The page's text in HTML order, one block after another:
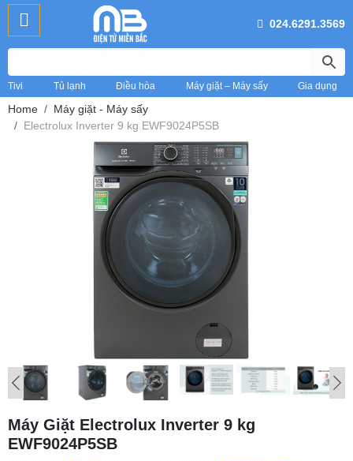
024.6291.3569
Tivi Tủ lạnh Điều hòa Máy giặt – Máy sấy Gia dụng
Home
Máy giặt - Máy sấy
Electrolux Inverter 9 kg EWF9024P5SB
Máy Giặt Electrolux Inverter 9 kg
EWF9024P5SB